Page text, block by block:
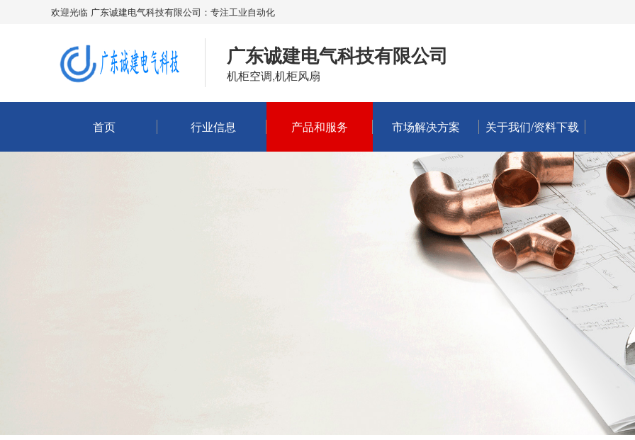
欢迎光临 广东诚建电气科技有限公司：专注工业自动化
广东诚建电气科技有限公司
机柜空调,机柜风扇
首页 行业信息 产品和服务 市场解决方案 关于我们/资料下载